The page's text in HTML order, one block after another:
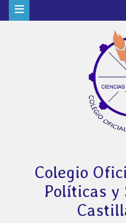
Colegio
Políticas y